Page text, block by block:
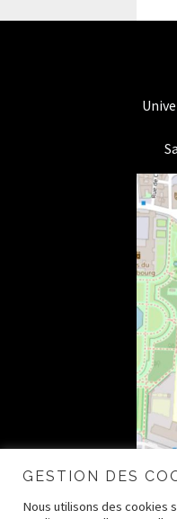
GESTION DES
Nous utilisons des cookies